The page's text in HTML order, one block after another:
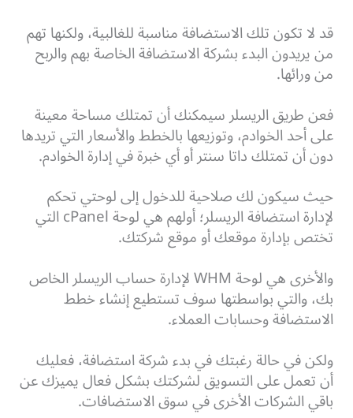
قد لا تكون تلك الاستضافة مناسبة للغالبية، ولكنها تهم
من يريدون البدء بشركة الاستضافة الخاصة بهم والربح
من ورائها.
فعن طريق الريسلر سيمكنك أن تمتلك مساحة معينة
على أحد الخوادم، وتوزيعها بالخطط والأسعار التي تريدها
دون أن تمتلك داتا سنتر أو أي خبرة في إدارة الخوادم.
حيث سيكون لك صلاحية للدخول إلى لوحتي تحكم
لإدارة استضافة الريسلر؛ أولهم هي لوحة cPanel التي
تختص بإدارة موقعك أو موقع شركتك.
والأخرى هي لوحة WHM لإدارة حساب الريسلر الخاص
بك، والتي بواسطتها سوف تستطيع إنشاء خطط
الاستضافة وحسابات العملاء.
ولكن في حالة رغبتك في بدء شركة استضافة، فعليك
أن تعمل على التسويق لشركتك بشكل فعال يميزك عن
باقي الشركات الأخرى في سوق الاستضافات.